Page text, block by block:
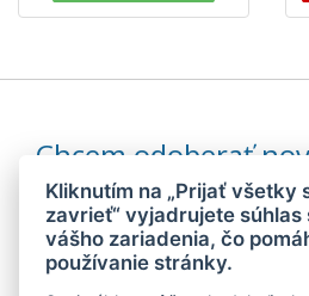
Chcem odoberať
Odoslaním súhlasím sospracovaním
Kliknutím na „Prijať všetky
zavrieť“ vyjadrujete
vášho zariadenia, čo
používanie stránky.